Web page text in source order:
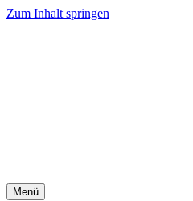
Zum Inhalt springen
Menü